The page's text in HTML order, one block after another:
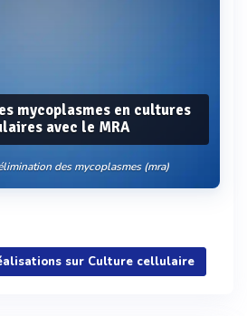
mycoplasmes en cultures
avec le MRA
des mycoplasmes (mra)
Voir plussur Culture cellulaire